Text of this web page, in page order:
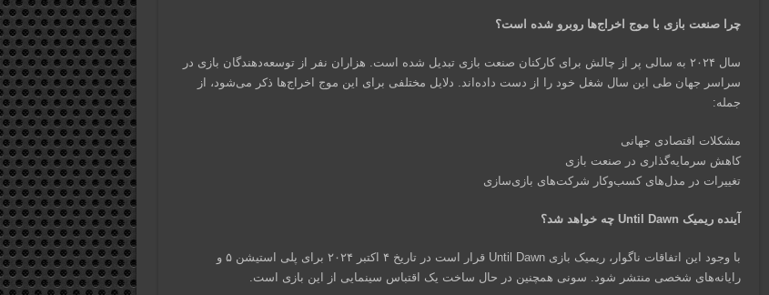
چرا صنعت بازی با موج اخراج‌ها روبرو شده است؟
سال ۲۰۲۴ به سالی پر از چالش برای کارکنان صنعت بازی تبدیل شده است. هزاران نفر از توسعه‌دهندگان بازی در
سراسر جهان طی این سال شغل خود را از دست داده‌اند. دلایل مختلفی برای این موج اخراج‌ها ذکر می‌شود، از
جمله:
مشکلات اقتصادی جهانی
کاهش سرمایه‌گذاری در صنعت بازی
تغییرات در مدل‌های کسب‌وکار شرکت‌های بازی‌سازی
آینده ریمیک Until Dawn چه خواهد شد؟
با وجود این اتفاقات ناگوار، ریمیک بازی Until Dawn قرار است در تاریخ ۴ اکتبر ۲۰۲۴ برای پلی استیشن ۵ و
رایانه‌های شخصی منتشر شود. سونی همچنین در حال ساخت یک اقتباس سینمایی از این بازی است.